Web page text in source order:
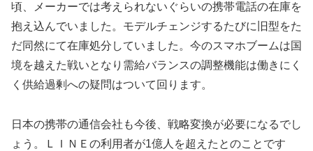
頃、メーカーでは考えられないぐらいの携帯電話の在庫を
抱え込んでいました。モデルチェンジするたびに旧型をた
だ同然にて在庫処分していました。今のスマホブームは国
境を越えた戦いとなり需給バランスの調整機能は働きにく
く供給過剰への疑問はついて回ります。
日本の携帯の通信会社も今後、戦略変換が必要になるでし
ょう。ＬＩＮＥの利用者が1億人を超えたとのことです